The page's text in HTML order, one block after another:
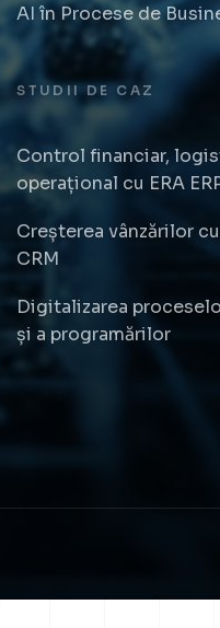
AI în Procese de
STUDII DE CAZ
Control financiar,
operațional cu ERA
Creșterea vânzărilor
CRM
Digitalizarea
și a programărilor